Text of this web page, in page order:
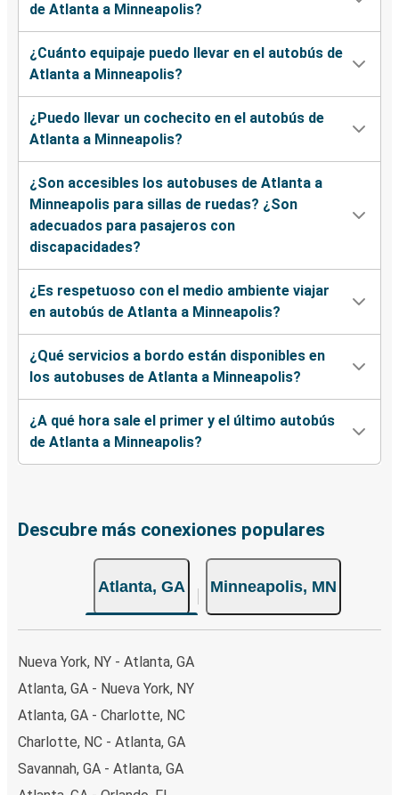
de Atlanta a Minneapolis?
¿Cuánto equipaje puedo llevar en el autobús de
Atlanta a Minneapolis?
¿Puedo llevar un cochecito en el autobús de
Atlanta a Minneapolis?
¿Son accesibles los autobuses de Atlanta a
Minneapolis para sillas de ruedas? ¿Son
adecuados para pasajeros con
discapacidades?
¿Es respetuoso con el medio ambiente viajar
en autobús de Atlanta a Minneapolis?
¿Qué servicios a bordo están disponibles en
los autobuses de Atlanta a Minneapolis?
¿A qué hora sale el primer y el último autobús
de Atlanta a Minneapolis?
Descubre más conexiones populares
Atlanta, GA Minneapolis, MN
Nueva York, NY - Atlanta, GA
Atlanta, GA - Nueva York, NY
Atlanta, GA - Charlotte, NC
Charlotte, NC - Atlanta, GA
Savannah, GA - Atlanta, GA